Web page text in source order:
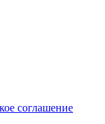
соглашение